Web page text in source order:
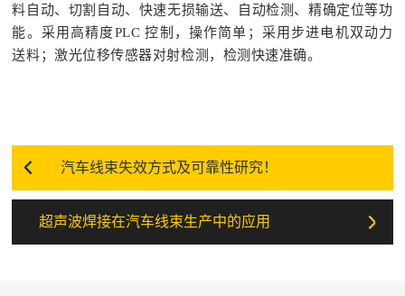
料自动、切割自动、快速无损输送、自动检测、精确定位等功
能。采用高精度PLC 控制，操作简单；采用步进电机双动力
送料；激光位移传感器对射检测，检测快速准确。
汽车线束失效方式及可靠性研究！
超声波焊接在汽车线束生产中的应用